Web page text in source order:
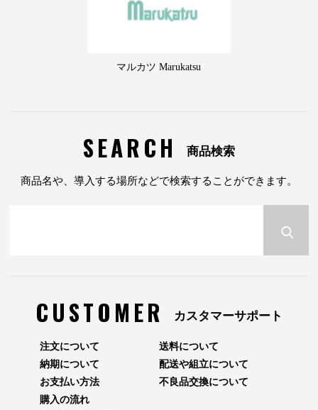
マルカツ Marukatsu
SEARCH 商品検索
商品名や、導入する場所などで検索することができます。
CUSTOMER カスタマーサポート
注文について
納期について
お支払い方法
送料について
配送や組立について
不良品交換について
購入の流れ